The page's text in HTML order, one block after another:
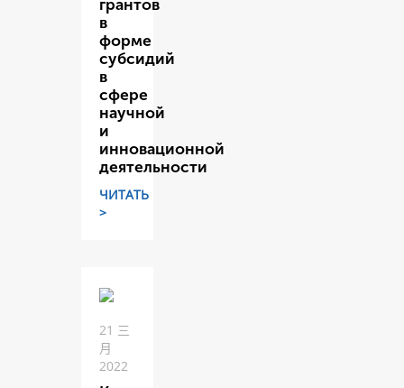
грантов
в
форме
субсидий
в
сфере
научной
и
инновационной
деятельности
ЧИТАТЬ
>
21 三
月
2022